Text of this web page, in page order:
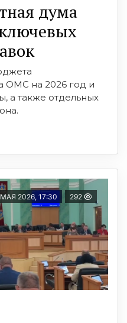
дума
ОМС на 2026 год и
а также отдельных
2026, 17:30 292